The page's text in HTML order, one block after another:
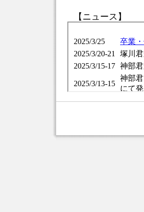
【ニュース】